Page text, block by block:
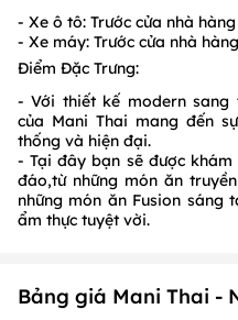
- Xe ô tô: Trước cửa nhà
- Xe máy: Trước cửa nhà
Điểm Đặc Trưng:
- Với thiết kế modern
của Mani Thai mang đến
thống và hiện đại.
- Tại đây bạn sẽ được
đáo,từ những món ăn
những món ăn Fusion
ẩm thực tuyệt vời.
Bảng giá Mani Thai -